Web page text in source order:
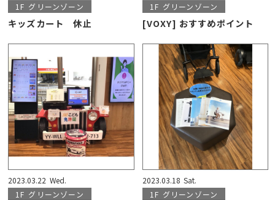
1F グリーンゾーン
キッズカート 休止
1F グリーンゾーン
[VOXY] おすすめポイント
2023.03.22 Wed.
1F グリーンゾーン
2023.03.18 Sat.
1F グリーンゾーン